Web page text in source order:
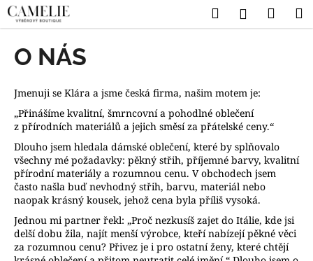
Přejít
na
obsah
HledatPřihlášení
O NÁS
Jmenuji se Klára a jsme česká firma, našim motem je:
„Přinášíme kvalitní, šmrncovní a pohodlné oblečení
z přírodních materiálů a jejich směsí za přátelské ceny.“
Dlouho jsem hledala dámské oblečení, které by splňovalo
všechny mé požadavky: pěkný střih, příjemné barvy, kvalitní
přírodní materiály a rozumnou cenu. V obchodech jsem
často našla buď nevhodný střih, barvu, materiál nebo
naopak krásný kousek, jehož cena byla příliš vysoká.
Jednou mi partner řekl: „Proč nezkusíš zajet do Itálie, kde jsi
delší dobu žila, najít menší výrobce, kteří nabízejí pěkné věci
za rozumnou cenu? Přivez je i pro ostatní ženy, které chtějí
K
o
o
p
o
t
ř
e
b
u
j